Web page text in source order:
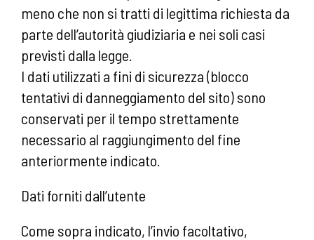
meno che non si tratti di legittima richiesta da
parte dell’autorità giudiziaria e nei soli casi
previsti dalla legge.
I dati utilizzati a fini di sicurezza (blocco
tentativi di danneggiamento del sito) sono
conservati per il tempo strettamente
necessario al raggiungimento del fine
anteriormente indicato.
Dati forniti dall’utente
Come sopra indicato, l’invio facoltativo,